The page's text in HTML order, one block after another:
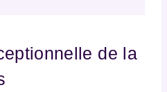
de la